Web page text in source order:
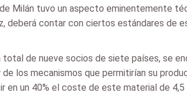
Milán tuvo un aspecto eminentemente
deberá contar con ciertos estándares
total de nueve socios de siete países, se
los mecanismos que permitirían su
un 40% el coste de este material de 4,5